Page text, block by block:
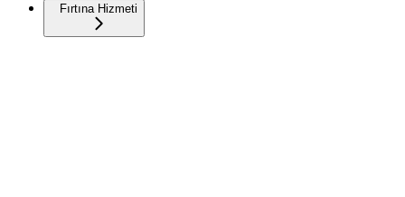
Fırtına Hizmeti